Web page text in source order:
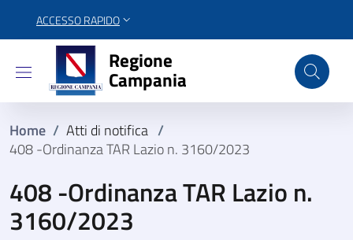
ACCESSO RAPIDO
Regione Campania
Regione
Campania
Home / Atti di notifica /
408 -Ordinanza TAR Lazio n. 3160/2023
408 -Ordinanza TAR Lazio n.
3160/2023